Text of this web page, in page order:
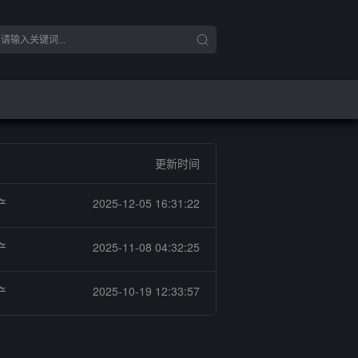
更新时间
2025-12-05 16:31:22
2025-11-08 04:32:25
2025-10-19 12:33:57